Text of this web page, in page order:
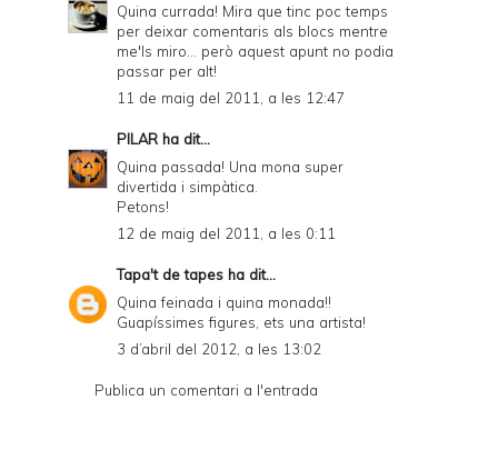
Quina currada! Mira que tinc poc temps
per deixar comentaris als blocs mentre
me'ls miro... però aquest apunt no podia
passar per alt!
11 de maig del 2011, a les 12:47
PILAR ha dit...
Quina passada! Una mona super
divertida i simpàtica.
Petons!
12 de maig del 2011, a les 0:11
Tapa't de tapes ha dit...
Quina feinada i quina monada!!
Guapíssimes figures, ets una artista!
3 d’abril del 2012, a les 13:02
Publica un comentari a l'entrada